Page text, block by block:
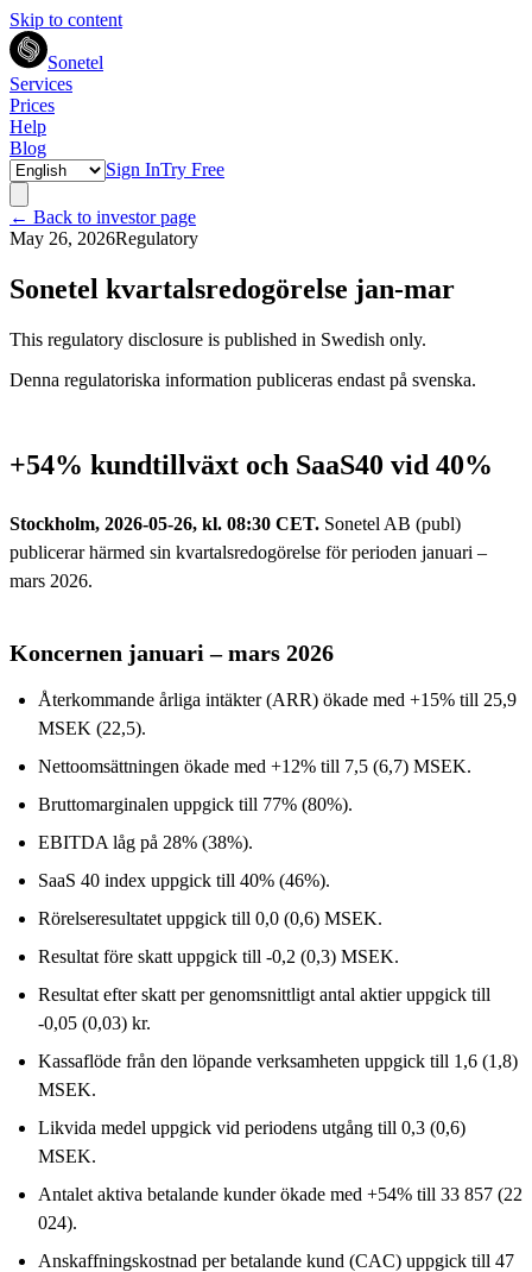
Skip to content
Sonetel
Services
Prices
Help
Blog
Sign InTry Free
← Back to investor page
May 26, 2026Regulatory
Sonetel kvartalsredogörelse jan-mar
This regulatory disclosure is published in Swedish only.
Denna regulatoriska information publiceras endast på svenska.
+54% kundtillväxt och SaaS40 vid 40%
Stockholm, 2026-05-26, kl. 08:30 CET. Sonetel AB (publ)
publicerar härmed sin kvartalsredogörelse för perioden januari –
mars 2026.
Koncernen januari – mars 2026
Återkommande årliga intäkter (ARR) ökade med +15% till 25,9
MSEK (22,5).
Nettoomsättningen ökade med +12% till 7,5 (6,7) MSEK.
Bruttomarginalen uppgick till 77% (80%).
EBITDA låg på 28% (38%).
SaaS 40 index uppgick till 40% (46%).
Rörelseresultatet uppgick till 0,0 (0,6) MSEK.
Resultat före skatt uppgick till -0,2 (0,3) MSEK.
Resultat efter skatt per genomsnittligt antal aktier uppgick till
-0,05 (0,03) kr.
Kassaflöde från den löpande verksamheten uppgick till 1,6 (1,8)
MSEK.
Likvida medel uppgick vid periodens utgång till 0,3 (0,6)
MSEK.
Antalet aktiva betalande kunder ökade med +54% till 33 857 (22
024).
Anskaffningskostnad per betalande kund (CAC) uppgick till 47